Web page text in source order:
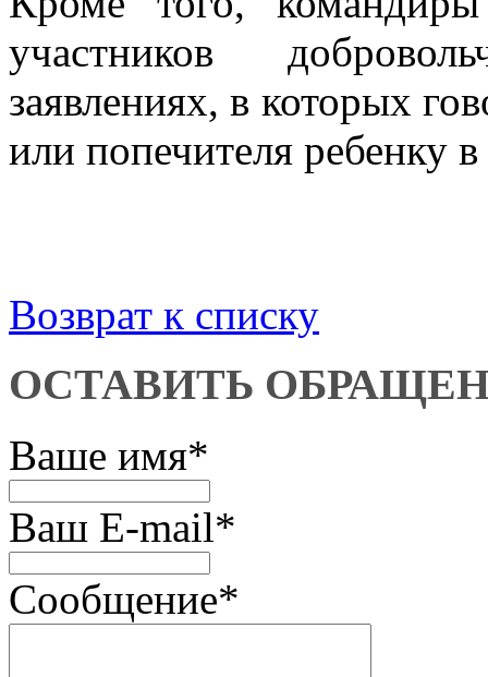
участников
заявлениях, в которых
или попечителя ребенку
Возврат к списку
ОСТАВИТЬ
Ваше имя*
Ваш E-mail*
Сообщение*